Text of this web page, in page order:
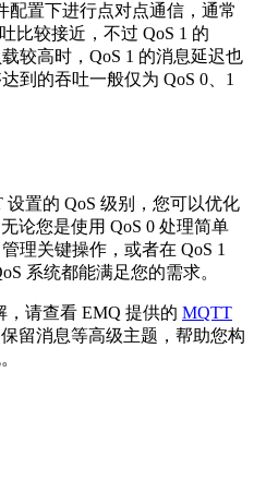
配置下进行点对点通信，通常
比较接近，不过 QoS 1 的
较高时，QoS 1 的消息延迟也
到的吞吐一般仅为 QoS 0、1
置的 QoS 级别，您可以优化
论您是使用 QoS 0 处理简单
理关键操作，或者在 QoS 1
系统都能满足您的需求。
请查看 EMQ 提供的 MQTT
留消息等高级主题，帮助您构